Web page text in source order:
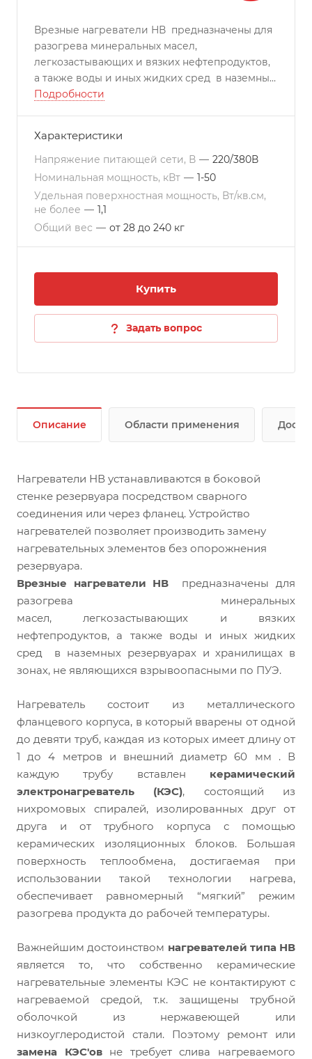
Врезные нагреватели НВ предназначены для
разогрева минеральных масел,
легкозастывающих и вязких нефтепродуктов,
а также воды и иных жидких сред в наземных
резервуарах и хранилищах в зонах, не
Подробности
Характеристики
Напряжение питающей сети, В — 220/380В
Номинальная мощность, кВт — 1-50
Удельная поверхностная мощность, Вт/кв.см,
не более — 1,1
Общий вес — от 28 до 240 кг
Купить
Задать вопрос
Описание Области применения
Нагреватели НВ устанавливаются в боковой
стенке резервуара посредством сварного
соединения или через фланец. Устройство
нагревателей позволяет производить замену
нагревательных элементов без опорожнения
резервуара.
Врезные нагреватели НВ предназначены для
разогрева минеральных
масел, легкозастывающих и вязких
нефтепродуктов, а также воды и иных жидких
сред в наземных резервуарах и хранилищах в
зонах, не являющихся взрывоопасными по ПУЭ.
Нагреватель состоит из металлического
фланцевого корпуса, в который вварены от одной
до девяти труб, каждая из которых имеет длину от
1 до 4 метров и внешний диаметр 60 мм . В
каждую трубу вставлен керамический
электронагреватель (КЭС), состоящий из
нихромовых спиралей, изолированных друг от
друга и от трубного корпуса с помощью
керамических изоляционных блоков. Большая
поверхность теплообмена, достигаемая при
использовании такой технологии нагрева,
обеспечивает равномерный “мягкий” режим
разогрева продукта до рабочей температуры.
Важнейшим достоинством нагревателей типа НВ
является то, что собственно керамические
нагревательные элементы КЭС не контактируют с
нагреваемой средой, т.к. защищены трубной
оболочкой из нержавеющей или
низкоуглеродистой стали. Поэтому ремонт или
замена КЭС'овне требует слива нагреваемого